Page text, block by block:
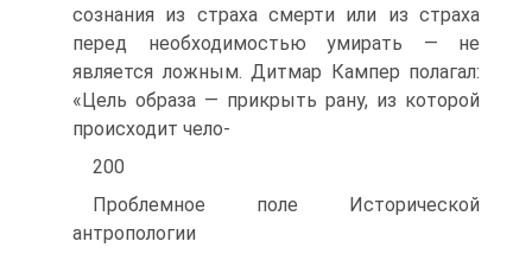
сознания из страха смерти или из страха
перед необходимостью умирать — не
является ложным. Дитмар Кампер по­лагал:
«Цель образа — прикрыть рану, из которой
происходит чело-
200
Проблемное поле Исторической
антропологии